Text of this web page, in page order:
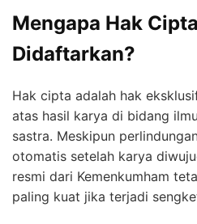
Mengapa Hak
Didaftarkan?
Hak cipta adalah hak
atas hasil karya di bidang
sastra. Meskipun
otomatis setelah karya
resmi dari Kemenkumham
paling kuat jika terjadi